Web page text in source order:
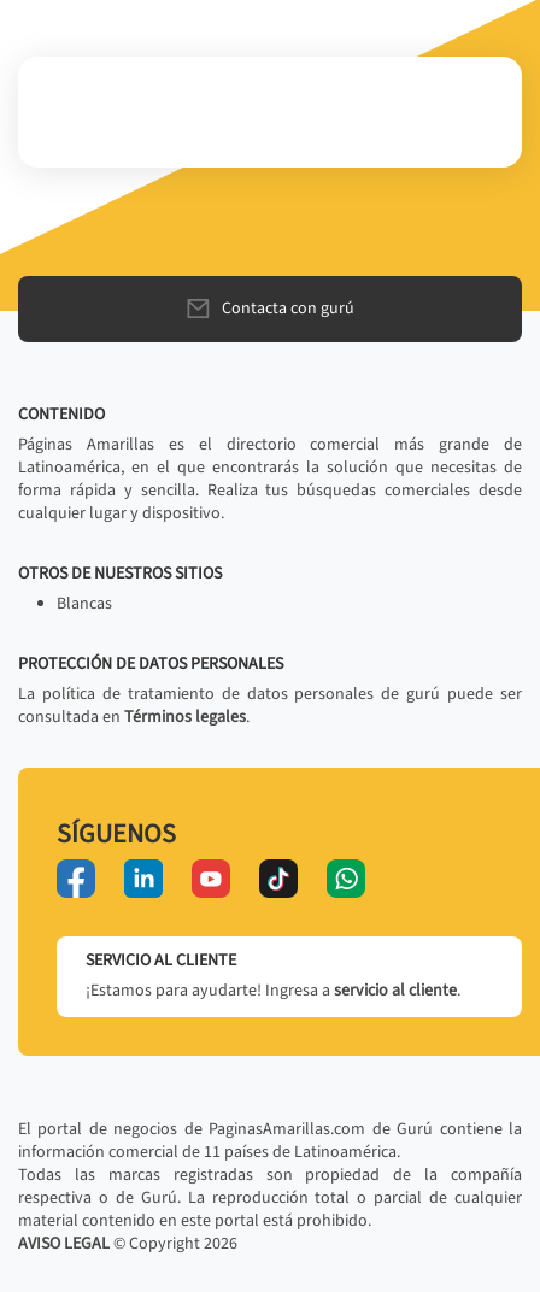
Contacta con gurú
CONTENIDO
Páginas Amarillas es el directorio comercial más grande de
Latinoamérica, en el que encontrarás la solución que necesitas de
forma rápida y sencilla. Realiza tus búsquedas comerciales desde
cualquier lugar y dispositivo.
OTROS DE NUESTROS SITIOS
Blancas
PROTECCIÓN DE DATOS PERSONALES
La política de tratamiento de datos personales de gurú puede ser
consultada en Términos legales.
SÍGUENOS
SERVICIO AL CLIENTE
¡Estamos para ayudarte! Ingresa a servicio al cliente.
El portal de negocios de PaginasAmarillas.com de Gurú contiene la
información comercial de 11 países de Latinoamérica.
Todas las marcas registradas son propiedad de la compañía
respectiva o de Gurú. La reproducción total o parcial de cualquier
material contenido en este portal está prohibido.
AVISO LEGAL© Copyright2026